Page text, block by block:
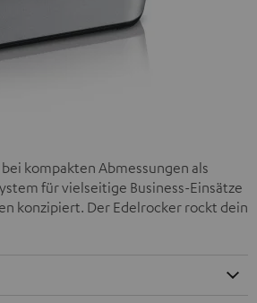
bei kompakten Abmessungen als
für vielseitige Business-Einsätze
konzipiert. Der Edelrocker rockt dein